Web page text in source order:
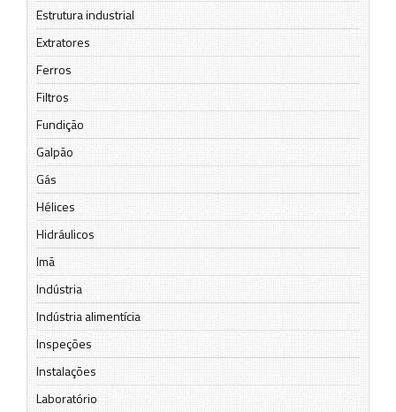
Estrutura industrial
Extratores
Ferros
Filtros
Fundição
Galpão
Gás
Hélices
Hidráulicos
Imã
Indústria
Indústria alimentícia
Inspeções
Instalações
Laboratório